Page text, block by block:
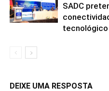
SADC
tecnológico
DEIXE UMA RESPOSTA